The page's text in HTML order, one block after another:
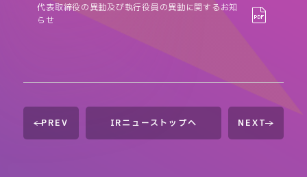
代表取締役の異動及び執行役員の異動に関するお知
らせ
PREV IRニューストップへ NEXT